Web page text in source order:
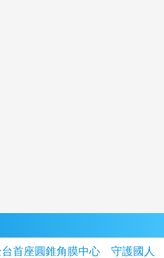
首座圓錐角膜中心 守護國人